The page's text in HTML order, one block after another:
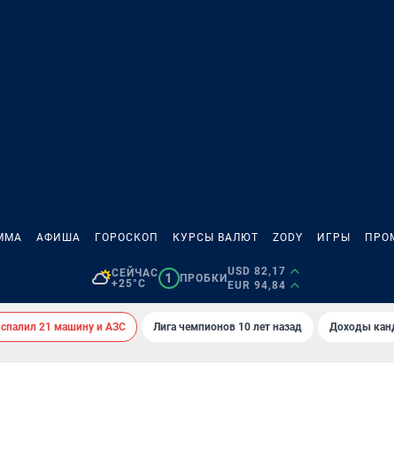
АФИША ГОРОСКОП КУРСЫ ВАЛЮТ ZODY ИГРЫ
СЕЙЧАС
+25°C
1 ПРОБКИ
USD 82,17
EUR 94,84
21 машину и АЗС Лига чемпионов 10 лет назад Доходы